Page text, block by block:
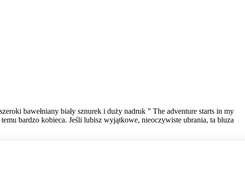
bawełniany biały sznurek i duży nadruk ” The adventure starts in my
bardzo kobieca. Jeśli lubisz wyjątkowe, nieoczywiste ubrania, ta bluza